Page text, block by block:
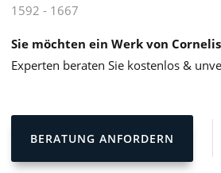
1592 - 1667
Sie möchten ein Werk von
Experten beraten Sie kostenlos &
BERATUNG ANFORDERN